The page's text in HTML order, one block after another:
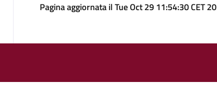
Pagina aggiornata il Tue Oct 29 11:54:30 CET